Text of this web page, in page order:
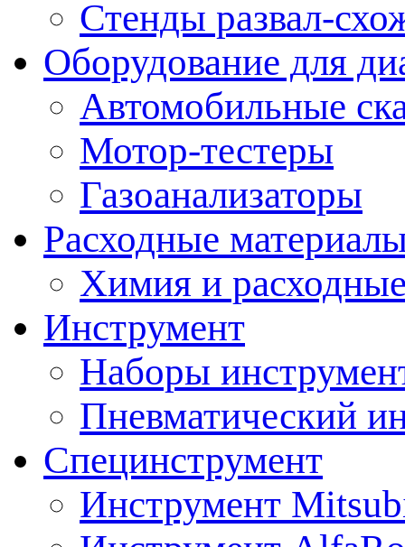
Стенды развал-
Оборудование для
Автомобильные
Мотор-тестеры
Газоанализаторы
Расходные
Химия и
Инструмент
Наборы
Пневматический
Специнструмент
Инструмент